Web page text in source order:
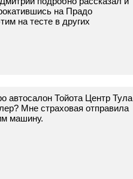
на Прадо
на тесте в других
автосалон Тойота Центр Тула
Мне страховая отправила
машину.